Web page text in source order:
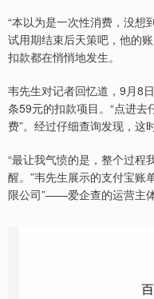
“本以为是一次性消费，没想
试用期结束后天策吧，他的
扣款都在悄悄地发生。
韦先生对记者回忆道，9月8
条59元的扣款项目。“点进
费”。经过仔细查询发现，这
“最让我气愤的是，整个过程
醒。”韦先生展示的支付宝账
限公司”——爱企查的运营主体